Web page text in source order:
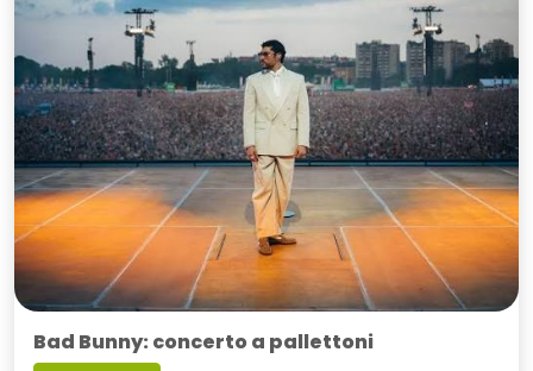
Bad Bunny: concerto a pallettoni